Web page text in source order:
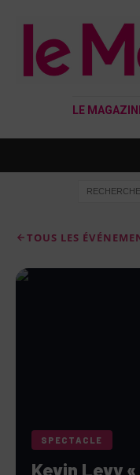
LE
TOUS LES
SPECTACLE
Kevin Levy «